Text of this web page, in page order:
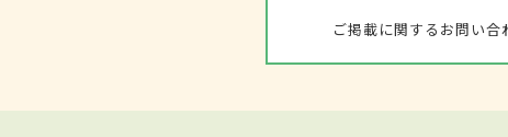
ご掲載に関するお問い合